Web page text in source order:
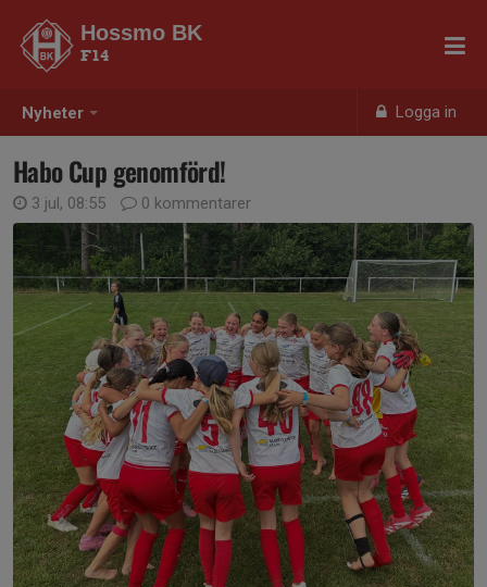
Nyheter Logga in
Hossmo BK
F14
Habo Cup genomförd!
3 jul, 08:55 0 kommentarer